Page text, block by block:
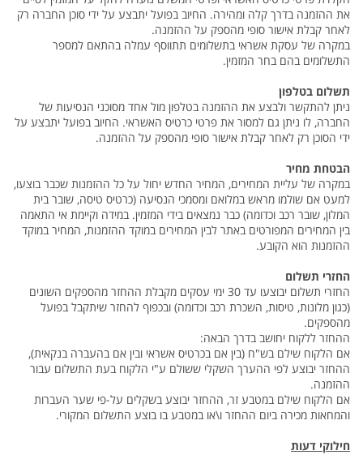
את ההזמנה בדרך קלה ומהירה. החיוב בפועל יתבצע על ידי סוכן החברה רק
לאחר קבלת אישור סופי מהספק על ההזמנה.
במקרה של עסקת אשראי בתשלומים תתווסף עמלה בהתאם למספר
התשלומים בהם בחר המזמין.
תשלום בטלפון
ניתן להתקשר ולבצע את ההזמנה בטלפון מול אחד מסוכני הנסיעות של
החברה, לו ניתן גם למסור את פרטי כרטיס האשראי. החיוב בפועל יתבצע על
ידי הסוכן רק לאחר קבלת אישור סופי מהספק על ההזמנה.
הבטחת מחיר
במקרה של עליית המחירים, המחיר החדש יחול על כל ההזמנות שכבר בוצעו,
למעט אם שולמו מראש במלואם ומסמכי הנסיעה (כרטיס טיסה, שובר בית
המלון, שובר רכב וכדומה) כבר נמצאים בידי המזמין. במידה וקיימת אי התאמה
בין המחירים המפורטים באתר לבין המחירים במוקד ההזמנות, המחיר במוקד
ההזמנות הוא הקובע.
החזרי תשלום
החזרי תשלום יבוצעו עד 30 ימי עסקים מקבלת ההחזר מהספקים השונים
(כגון מלונות, טיסות, השכרת רכב וכדומה) ובכפוף להחזר שיתקבל בפועל
מהספקים.
ההחזר ללקוח יחושב בדרך הבאה:
אם הלקוח שילם בש"ח (בין אם בכרטיס אשראי ובין אם בהעברה בנקאית),
ההחזר יבוצע לפי ההערך השקלי ששולם ע"י הלקוח בעת התשלום עבור
ההזמנה.
אם הלקוח שילם במטבע זר, ההחזר יבוצע בשקלים על-פי שער העברות
והמחאות מכירה ביום ההחזר ו\או במטבע בו בוצע התשלום המקורי.
חילוקי דעות